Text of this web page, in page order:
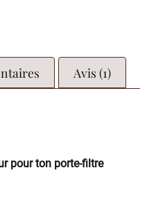
Avis (1)
pour ton porte-filtre